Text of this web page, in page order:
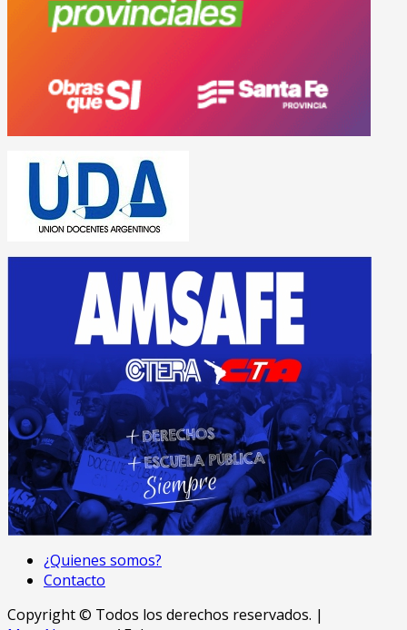
¿Quienes somos?
Contacto
Copyright © Todos los derechos reservados. |